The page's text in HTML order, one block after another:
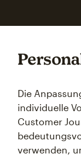
Die
individuelle
Customer
verwenden,